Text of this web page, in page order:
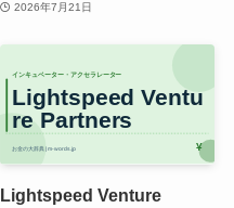
2026年7月21日
Lightspeed Venture